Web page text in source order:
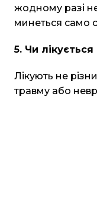
жодному разі
минеться само
5. Чи лікується
Лікують не
травму або